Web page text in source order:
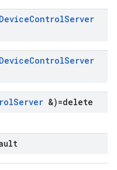
DeviceControlServer
DeviceControlServer
Server &)=delete